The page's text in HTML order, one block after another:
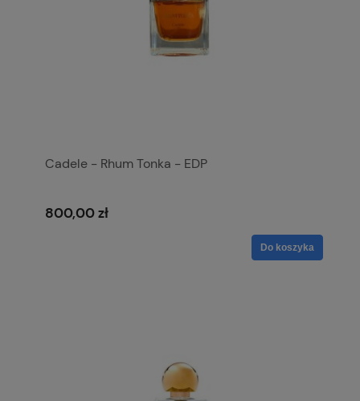
Cadele - Rhum Tonka - EDP
800,00 zł
Do koszyka